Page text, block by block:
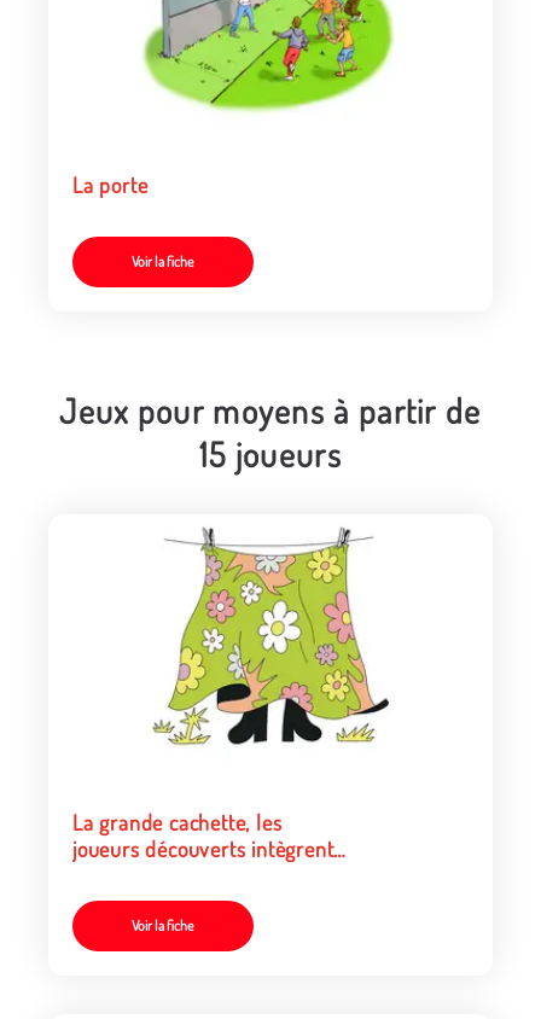
La porte
Voir la fiche
Jeux pour moyens à partir de
15 joueurs
La grande cachette, les
joueurs découverts intègrent
Voir la fiche